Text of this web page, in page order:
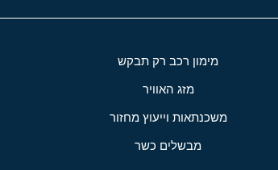
מימון רכב רק תבקש
מזג האוויר
משכנתאות וייעוץ מחזור
מבשלים כשר